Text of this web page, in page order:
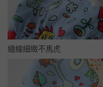
縫線細緻不馬虎